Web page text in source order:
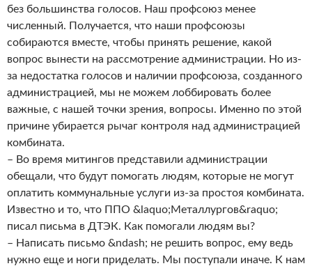
без большинства голосов. Наш профсоюз менее
численный. Получается, что наши профсоюзы
собираются вместе, чтобы принять решение, какой
вопрос вынести на рассмотрение администрации. Но из-
за недостатка голосов и наличии профсоюза, созданного
администрацией, мы не можем лоббировать более
важные, с нашей точки зрения, вопросы. Именно по этой
причине убирается рычаг контроля над администрацией
комбината.
– Во время митингов представили администрации
обещали, что будут помогать людям, которые не могут
оплатить коммунальные услуги из-за простоя комбината.
Известно и то, что ППО &laquo;Металлургов&raquo;
писал письма в ДТЭК. Как помогали людям вы?
– Написать письмо &ndash; не решить вопрос, ему ведь
нужно еще и ноги приделать. Мы поступали иначе. К нам